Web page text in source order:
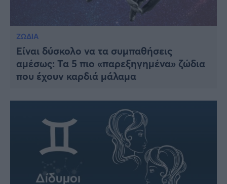
Viral
Κουζίνα
Ζώδια
Πίστη
ΖΩΔΙΑ
Είναι δύσκολο να τα συμπαθήσεις
αμέσως: Τα 5 πιο «παρεξηγημένα» ζώδια
που έχουν καρδιά μάλαμα